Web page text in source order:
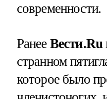
современности.
Ранее Вести.Ru
странном
которое было